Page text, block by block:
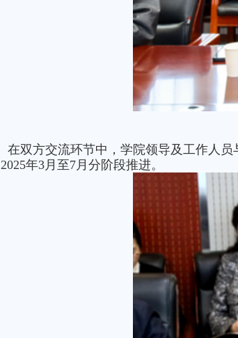
在双方交流环节中，学院领导及工作人
2025年3月至7月分阶段推进。